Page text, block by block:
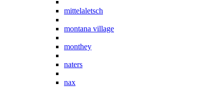
mittelaletsch
montana village
monthey
naters
nax